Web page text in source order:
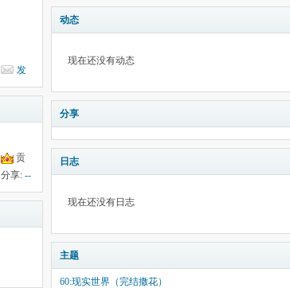
发
送消息
贡
献:1
分享:--
动态
现在还没有动态
分享
日志
现在还没有日志
主题
60:现实世界（完结撒花）